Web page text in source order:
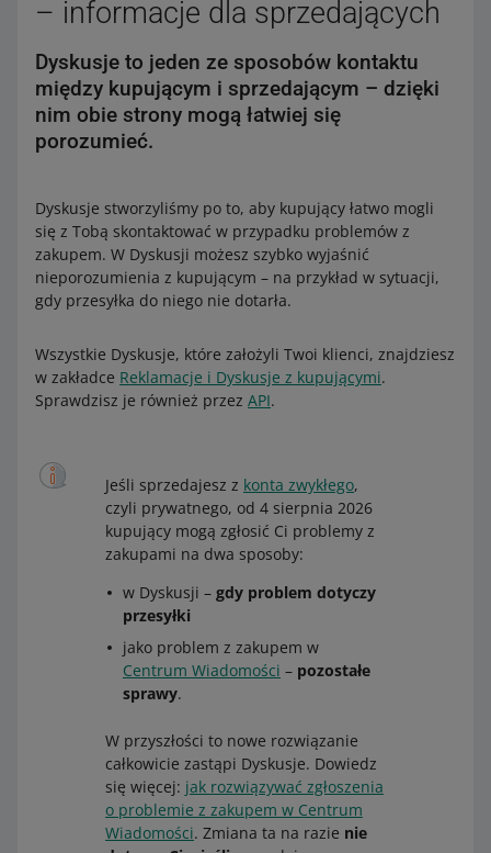
– informacje dla sprzedających
Dyskusje to jeden ze sposobów kontaktu
między kupującym i sprzedającym – dzięki
nim obie strony mogą łatwiej się
porozumieć.
Dyskusje stworzyliśmy po to, aby kupujący łatwo mogli
się z Tobą skontaktować w przypadku problemów z
zakupem. W Dyskusji możesz szybko wyjaśnić
nieporozumienia z kupującym – na przykład w sytuacji,
gdy przesyłka do niego nie dotarła.
Wszystkie Dyskusje, które założyli Twoi klienci, znajdziesz
w zakładce Reklamacje i Dyskusje z kupującymi.
Sprawdzisz je również przez API.
Jeśli sprzedajesz z konta zwykłego,
czyli prywatnego, od 4 sierpnia 2026
kupujący mogą zgłosić Ci problemy z
zakupami na dwa sposoby:
w Dyskusji – gdy problem dotyczy
przesyłki
jako problem z zakupem w
Centrum Wiadomości – pozostałe
sprawy.
W przyszłości to nowe rozwiązanie
całkowicie zastąpi Dyskusje. Dowiedz
się więcej: jak rozwiązywać zgłoszenia
o problemie z zakupem w Centrum
Wiadomości. Zmiana ta na razie nie